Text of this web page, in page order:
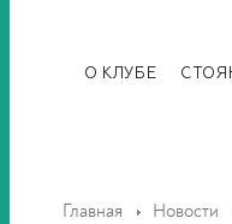
О КЛУБЕ
Главная Новости